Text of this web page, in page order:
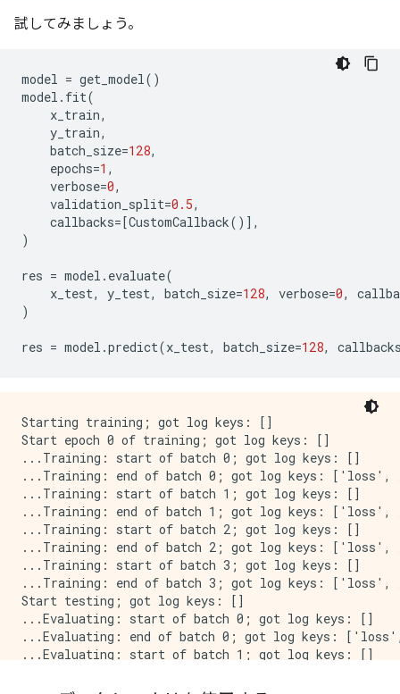
試してみましょう。
model = get_model()
model . fit(
x_train,
y_train,
batch_size=128,
epochs=1 ,
verbose=0,
validation_split=0.5,
callbacks=[CustomCallback()],
)
res = model . evaluate(
x_test, y_test, batch_size=128, verbose=0,
)
res = model .predict(x_test, batch_size=128,
Starting training; got log keys: []
Start epoch 0 of training; got log keys: []
...Training: start of batch 0; got log keys: []
...Training: end of batch 0; got log keys: ['loss',
...Training: start of batch 1; got log keys: []
...Training: end of batch 1; got log keys: ['loss',
...Training: start of batch 2; got log keys: []
...Training: end of batch 2; got log keys: ['loss',
...Training: start of batch 3; got log keys: []
...Training: end of batch 3; got log keys: ['loss',
Start testing; got log keys: []
...Evaluating: start of batch 0; got log keys: []
...Evaluating: end of batch 0; got log keys: ['loss',
...Evaluating: start of batch 1; got log keys: []
...Evaluating: start of batch 2; got log keys: []